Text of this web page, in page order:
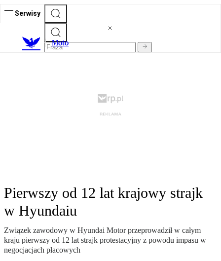
Serwisy
Moto
Pierwszy od 12 lat krajowy strajk
w Hyundaiu
Związek zawodowy w Hyundai Motor przeprowadził w całym
kraju pierwszy od 12 lat strajk protestacyjny z powodu impasu w
negocjacjach płacowych